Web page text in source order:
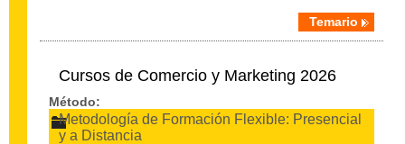
Temario
Cursos de Comercio y Marketing 2026
Método:
Metodología de Formación Flexible: Presencial
y a Distancia